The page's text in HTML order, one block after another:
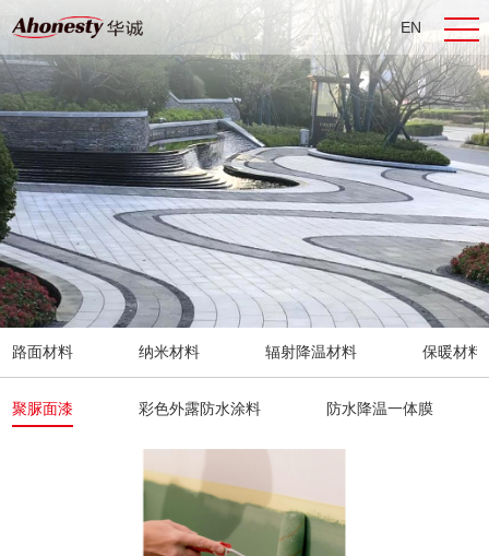
EN
CN
路面材料 纳米材料 辐射降温材料 保暖材料
聚脲面漆 彩色外露防水涂料 防水降温一体膜